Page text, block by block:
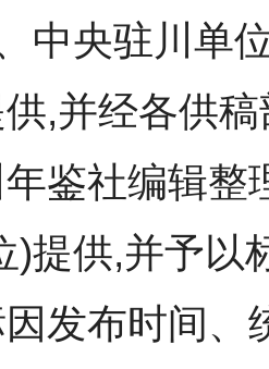
中央驻川单
,并经各供
鉴社编辑整
)提供,并予以
发布时间、